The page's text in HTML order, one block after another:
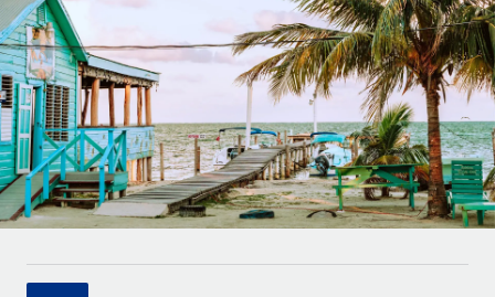
Perguntar a um especialista
Obtenha apoio especializado em RH e
conformidade globais
CASE STUDIES
Deutsch
Español
Italiano
Português (Portugal)
日本語
한국어